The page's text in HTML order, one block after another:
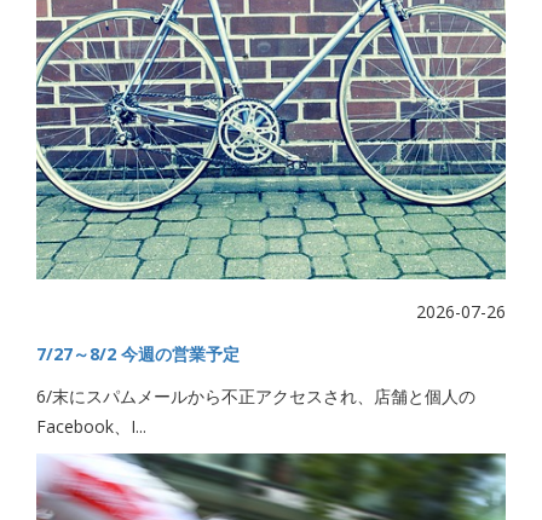
2026-07-26
7/27～8/2 今週の営業予定
6/末にスパムメールから不正アクセスされ、店舗と個人の
Facebook、I...